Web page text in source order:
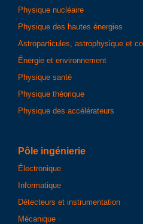
Physique nucléaire
Physique des hautes énergies
Astroparticules, astrophysique et
Énergie et environnement
Physique santé
Physique théorique
Physique des accélérateurs
Pôle ingénierie
Électronique
Informatique
Détecteurs et instrumentation
Mécanique